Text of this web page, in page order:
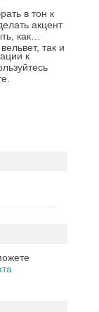
в тон к
акцент
как
так и
к